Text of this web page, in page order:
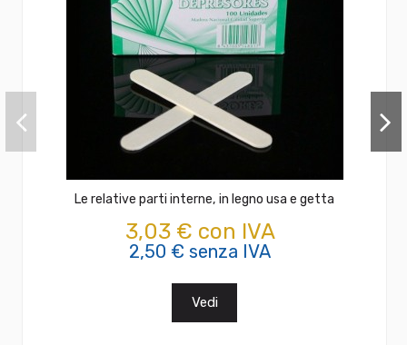
Le relative parti interne, in legno usa e getta
3,03 € con IVA
2,50 € senza IVA
Vedi